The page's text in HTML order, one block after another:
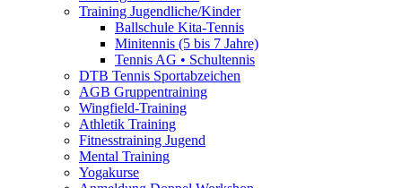
Training Jugendliche/Kinder
Ballschule Kita-Tennis
Minitennis (5 bis 7 Jahre)
Tennis AG • Schultennis
DTB Tennis Sportabzeichen
AGB Gruppentraining
Wingfield-Training
Athletik Training
Fitnesstraining Jugend
Mental Training
Yogakurse